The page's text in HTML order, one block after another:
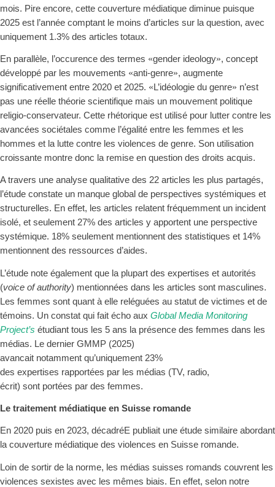
mois. Pire encore, cette couverture médiatique diminue puisque
2025 est l’année comptant le moins d’articles sur la question, avec
uniquement 1.3% des articles totaux.
En parallèle, l’occurence des termes «gender ideology», concept
développé par les mouvements «anti-genre», augmente
significativement entre 2020 et 2025. « L’idéologie du genre» n’est
pas une réelle théorie scientifique mais un mouvement politique
religio-conservateur. Cette rhétorique est utilisé pour lutter contre les
avancées sociétales comme l’égalité entre les femmes et les
hommes et la lutte contre les violences de genre. Son utilisation
croissante montre donc la remise en question des droits acquis.
A travers une analyse qualitative des 22 articles les plus partagés,
l’étude constate un manque global de perspectives systémiques et
structurelles. En effet, les articles relatent fréquemment un incident
isolé, et seulement 27% des articles y apportent une perspective
systémique. 18% seulement mentionnent des statistiques et 14%
mentionnent des ressources d’aides.
L’étude note également que la plupart des expertises et autorités
(voice of authority) mentionnées dans les articles sont masculines.
Les femmes sont quant à elle reléguées au statut de victimes et de
témoins. Un constat qui fait écho aux Global Media Monitoring
Project’s étudiant tous les 5 ans la présence des femmes dans les
médias. Le dernier GMMP (2025)
avancait notamment qu’uniquement 23%
des expertises rapportées par les médias (TV, radio,
écrit) sont portées par des femmes.
Le traitement médiatique en Suisse romande
En 2020 puis en 2023, décadréE publiait une étude similaire abordant
la couverture médiatique des violences en Suisse romande.
Loin de sortir de la norme, les médias suisses romands couvrent les
violences sexistes avec les mêmes biais. En effet, selon notre